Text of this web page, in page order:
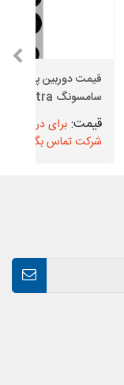
قیمت دوربین پشت
سامسونگ S20 Ultra
برای دریافت
شرکت تماس بگیرید